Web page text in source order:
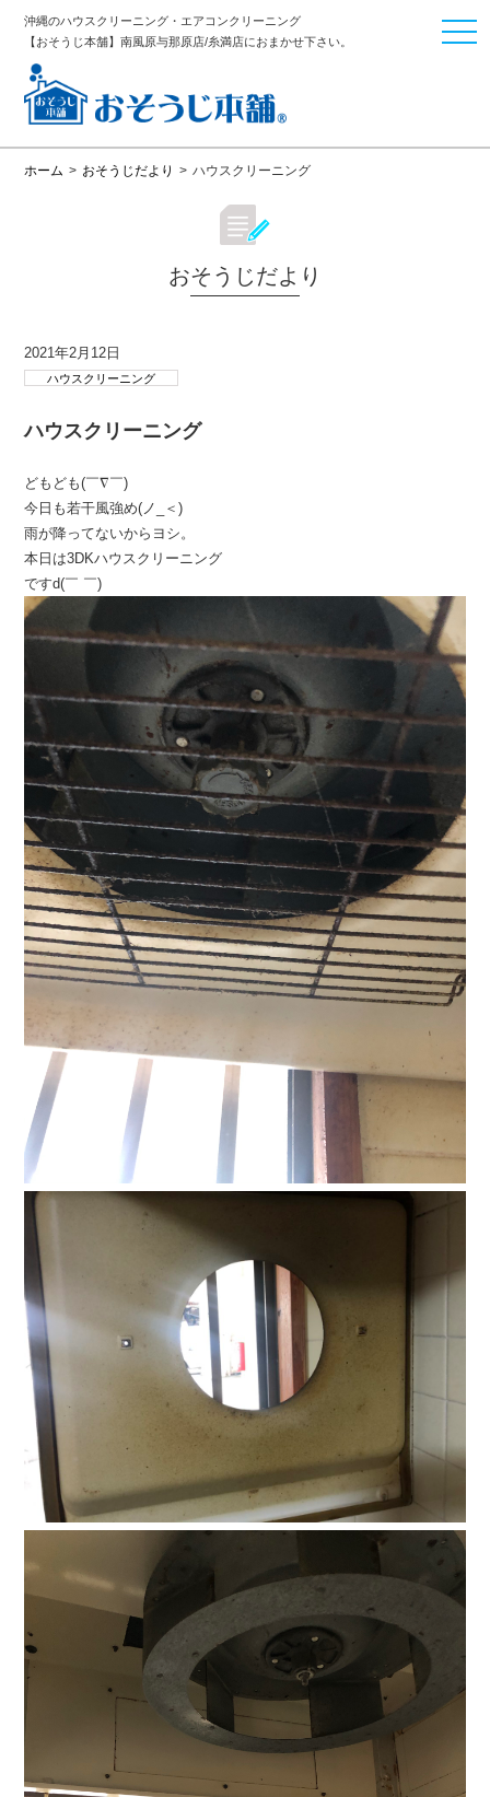
沖縄のハウスクリーニング・エアコンクリーニング
【おそうじ本舗】南風原与那原店/糸満店におまかせ下さい。
ホーム > おそうじだより > ハウスクリーニング
おそうじだより
2021年2月12日
ハウスクリーニング
ハウスクリーニング
どもども(￣∇￣)
今日も若干風強め(ノ_＜)
雨が降ってないからヨシ。
本日は3DKハウスクリーニング
ですd(￣ ￣)